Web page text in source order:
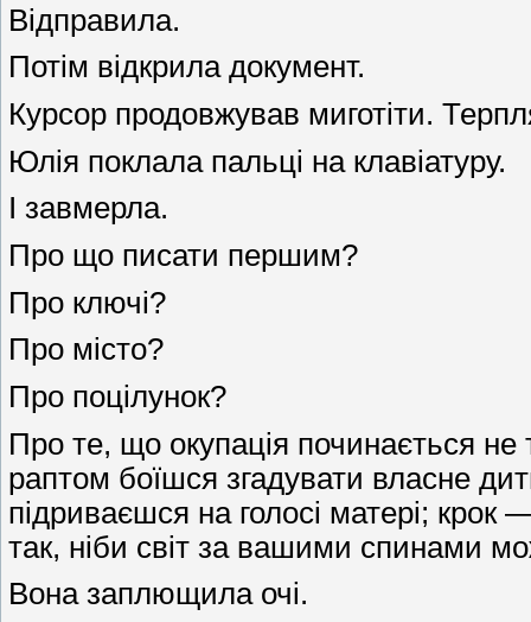
Відправила.
Потім відкрила документ.
Курсор продовжував миготіти.
Юлія поклала пальці на клавіатуру.
І завмерла.
Про що писати першим?
Про ключі?
Про місто?
Про поцілунок?
Про те, що окупація починається
раптом боїшся згадувати власне
підриваєшся на голосі матері; крок
так, ніби світ за вашими спинами
Вона заплющила очі.